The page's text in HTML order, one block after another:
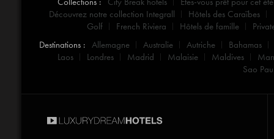
Découvrez notre collection Integrall
Hôtels des Caraïbes
Golf
French Riviera Hôtels de famille
Destinations : Allemagne Australie Autriche
Bahamas
Laos
Londres Madrid Malaisie Maldives
Sao